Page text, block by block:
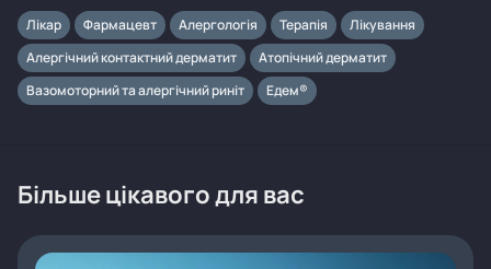
Лікар Фармацевт Алергологія Терапія
Лікування
Алергічний контактний дерматит
Атопічний дерматит
Вазомоторний та алергічний риніт
Едем®
Більше цікавого для вас